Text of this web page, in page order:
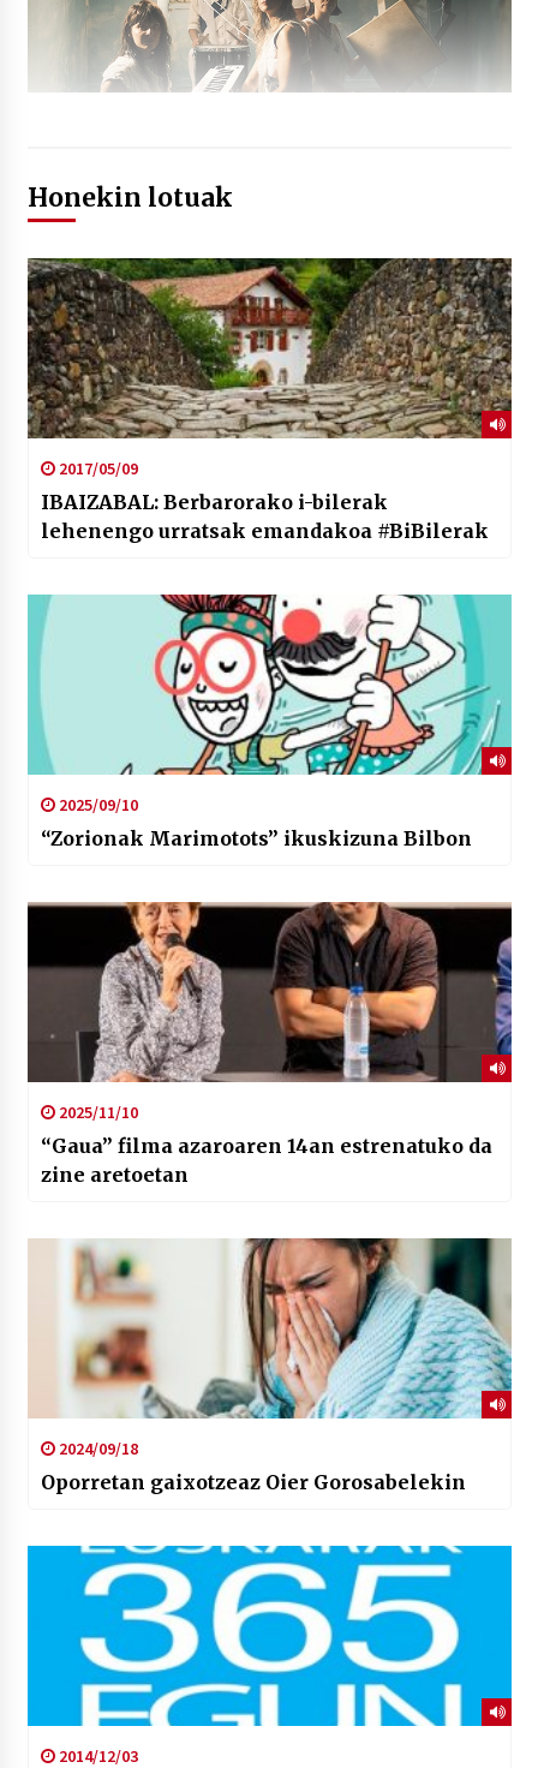
Honekin lotuak
2017/05/09
IBAIZABAL: Berbarorako i-bilerak
lehenengo urratsak emandakoa #BiBilerak
2025/09/10
“Zorionak Marimotots” ikuskizuna Bilbon
2025/11/10
“Gaua” filma azaroaren 14an estrenatuko da
zine aretoetan
2024/09/18
Oporretan gaixotzeaz Oier Gorosabelekin
2014/12/03